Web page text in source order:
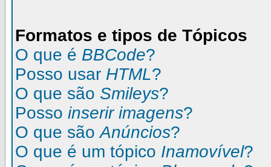
Formatos e tipos de Tópicos
O que é BBCode?
Posso usar HTML?
O que são Smileys?
Posso inserir imagens?
O que sãoAnúncios?
O que é um tópico Inamovível?